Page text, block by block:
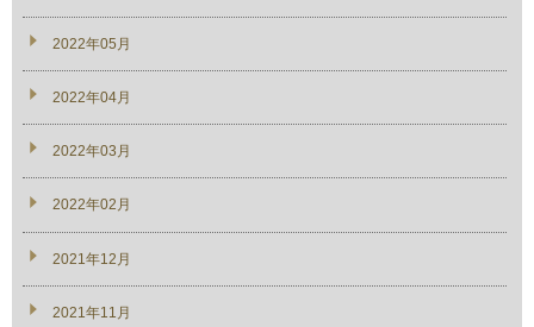
2022年05月
2022年04月
2022年03月
2022年02月
2021年12月
2021年11月